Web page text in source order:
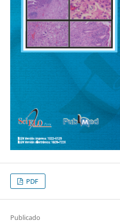
PDF
Publicado